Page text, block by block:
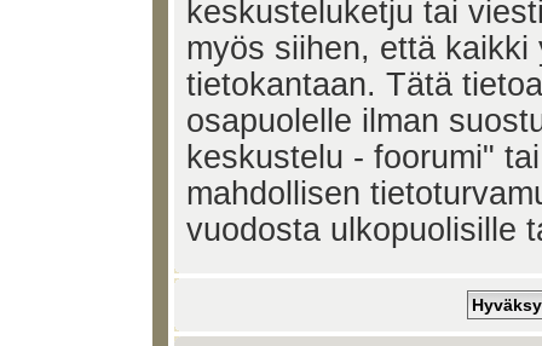
keskusteluketju tai
myös siihen, että
tietokantaan. Tätä
osapuolelle ilman
keskustelu - foorumi"
mahdollisen
vuodosta ulkopuolisille